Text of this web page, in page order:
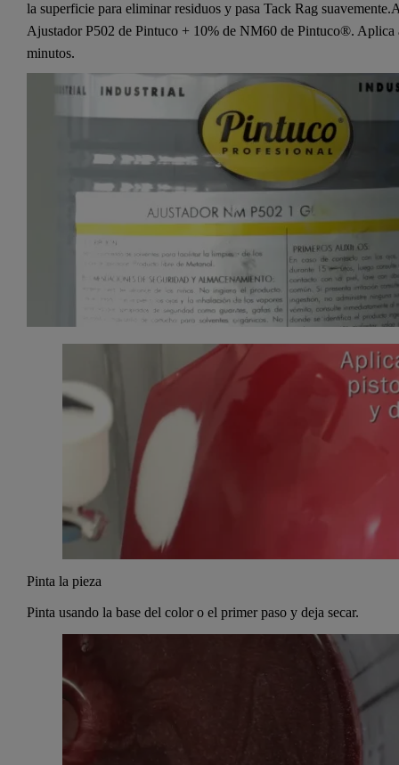
la superficie para eliminar residuos y pasa Tack Rag
Ajustador P502 de Pintuco + 10% de NM60 de Pintuco®. Aplica
minutos.
Pinta la pieza
Pinta usando la base del color o el primer paso y deja secar.